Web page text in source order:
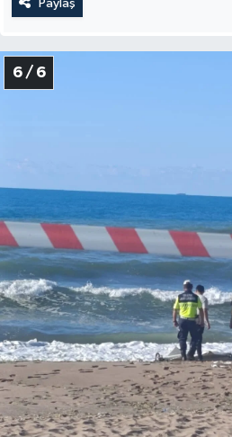
Paylaş
6 / 6